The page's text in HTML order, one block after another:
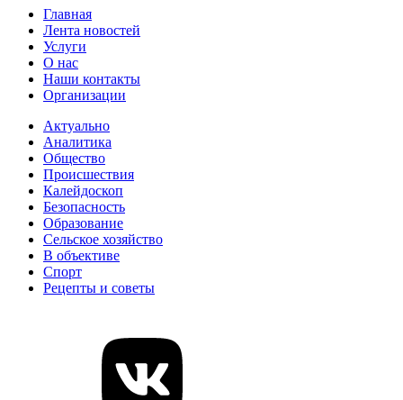
Главная
Лента новостей
Услуги
О нас
Наши контакты
Организации
Актуально
Аналитика
Общество
Происшествия
Калейдоскоп
Безопасность
Образование
Сельское хозяйство
В объективе
Спорт
Рецепты и советы